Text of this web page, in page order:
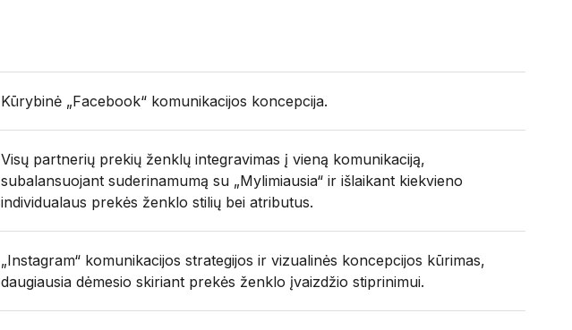
Kūrybinė „Facebook“ komunikacijos koncepcija.
Visų partnerių prekių ženklų integravimas į vieną komunikaciją,
subalansuojant suderinamumą su „Mylimiausia“ ir išlaikant kiekvieno
individualaus prekės ženklo stilių bei atributus.
„Instagram“ komunikacijos strategijos ir vizualinės koncepcijos kūrimas,
daugiausia dėmesio skiriant prekės ženklo įvaizdžio stiprinimui.